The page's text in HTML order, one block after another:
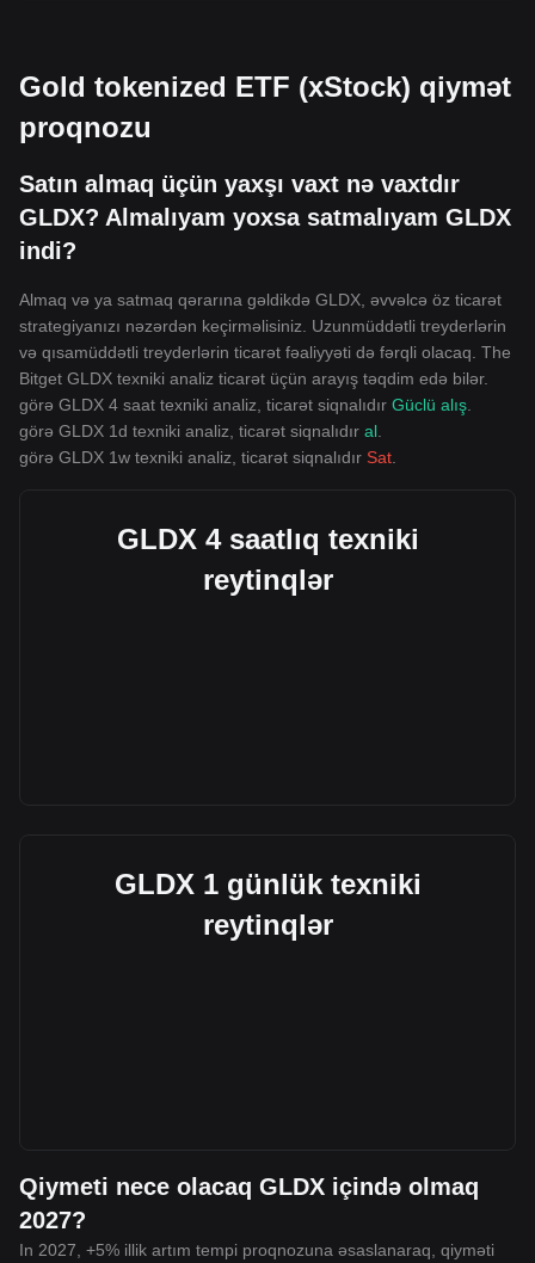
Gold tokenized ETF (xStock) qiymət
proqnozu
Satın almaq üçün yaxşı vaxt nə vaxtdır
GLDX? Almalıyam yoxsa satmalıyam GLDX
indi?
Almaq və ya satmaq qərarına gəldikdə GLDX, əvvəlcə öz ticarət
strategiyanızı nəzərdən keçirməlisiniz. Uzunmüddətli treyderlərin
və qısamüddətli treyderlərin ticarət fəaliyyəti də fərqli olacaq. The
Bitget GLDX texniki analiz ticarət üçün arayış təqdim edə bilər.
görə GLDX 4 saat texniki analiz, ticarət siqnalıdır Güclü alış
görə GLDX 1d texniki analiz, ticarət siqnalıdır al
görə GLDX 1w texniki analiz, ticarət siqnalıdır Sat
GLDX 4 saatlıq texniki
reytinqlər
GLDX 1 günlük texniki
reytinqlər
Qiymeti nece olacaq GLDX içində olmaq
2027?
In 2027, +5% illik artım tempi proqnozuna əsaslanaraq, qiyməti